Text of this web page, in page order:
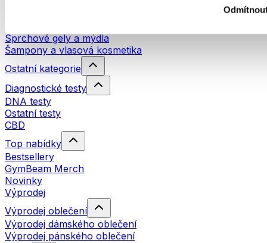
Sprchové gely a mýdla
Šampony a vlasová kosmetika
Ostatní kategorie
Diagnostické testy
DNA testy
Ostatní testy
CBD
Top nabídky
Bestsellery
GymBeam Merch
Novinky
Výprodej
Výprodej oblečení
Výprodej dámského oblečení
Výprodej pánského oblečení